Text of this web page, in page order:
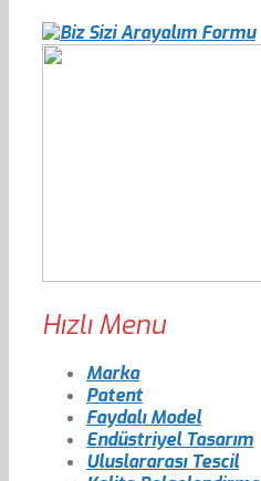
Hızlı Menu
Marka
Patent
Faydalı Model
Endüstriyel Tasarım
Uluslararası Tescil